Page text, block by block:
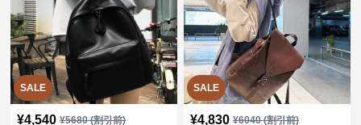
SALE
¥4,540 ¥5680(割引前)
SALE
¥4,830 ¥6040(割引前)